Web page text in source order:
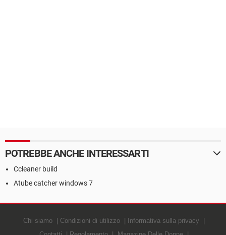
POTREBBE ANCHE INTERESSARTI
Ccleaner build
Atube catcher windows 7
Chi siamo Condizioni di utilizzo
Informativa sulla privacy